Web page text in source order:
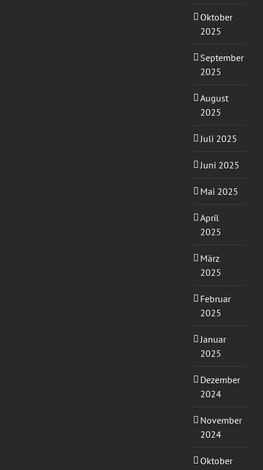
Oktober
2025
September
2025
August
2025
Juli 2025
Juni 2025
Mai 2025
April
2025
März
2025
Februar
2025
Januar
2025
Dezember
2024
November
2024
Oktober